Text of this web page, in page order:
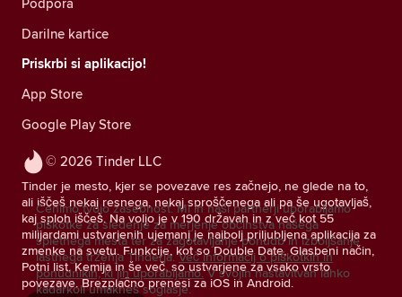
© 2026 Tinder LLC
Tinder je mesto, kjer se povezave res začnejo, ne glede na to,
ali iščeš nekaj resnega, nekaj sproščenega ali pa še ugotavljaš,
kaj sploh iščeš. Na voljo je v 190 državah in z več kot 55
milijardami ustvarjenih ujemanj je najbolj priljubljena aplikacija za
zmenke na svetu. Funkcije, kot so Double Date, Glasbeni način,
Potni list, Kemija in še več, so ustvarjene za vsako vrsto
povezave. Brezplačno prenesi za iOS in Android.
Darilne kartice
Priskrbi si aplikacijo!
App Store
Google Play Store
Cenimo tvojo zasebnost. Mi in naši partnerji uporabljamo
piškotke za sledenje za merjenje občinstva našega
spletnega mesta ter za zagotavljanje ponudb in izboljšanje
lastnega trženja Tinderja. Več informacij o piškotkih in
ponudnikih, ki jih uporabljamo. V svojih nastavitvah lahko
kadarkoli umakneš soglasje.